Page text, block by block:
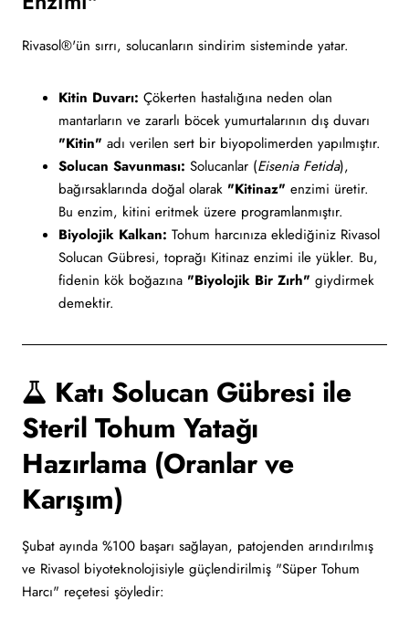
Rivasol®'ün sırrı, solucanların sindirim sisteminde yatar.
Kitin Duvarı: Çökerten hastalığına neden olan
mantarların ve zararlı böcek yumurtalarının dış duvarı
"Kitin" adı verilen sert bir biyopolimerden yapılmıştır.
Solucan Savunması: Solucanlar (Eisenia Fetida),
bağırsaklarında doğal olarak "Kitinaz" enzimi üretir.
Bu enzim, kitini eritmek üzere programlanmıştır.
Biyolojik Kalkan: Tohum harcınıza eklediğiniz Rivasol
Solucan Gübresi, toprağı Kitinaz enzimi ile yükler. Bu,
fidenin kök boğazına "Biyolojik Bir Zırh" giydirmek
demektir.
Katı Solucan Gübresi ile
Steril Tohum Yatağı
Hazırlama (Oranlar ve
Karışım)
Şubat ayında %100 başarı sağlayan, patojenden arındırılmış
ve Rivasol biyoteknolojisiyle güçlendirilmiş "Süper Tohum
Harcı" reçetesi şöyledir: